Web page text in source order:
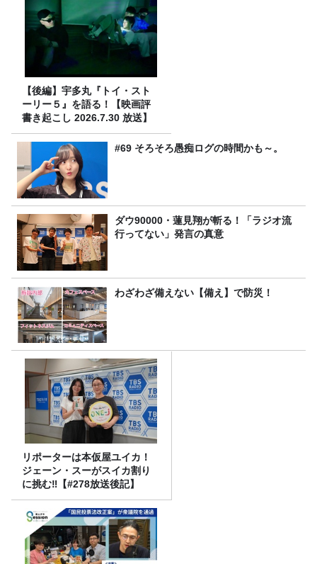
【後編】宇多丸『トイ・スト
ーリー５』を語る！【映画評
書き起こし 2026.7.30 放送】
#69 そろそろ愚痴ログの時間かも～。
ダウ90000・蓮見翔が斬る！「ラジオ流
行ってない」発言の真意
わざわざ備えない【備え】で防災！
リポーターは本仮屋ユイカ！
ジェーン・スーがスイカ割り
に挑む‼【#278放送後記】